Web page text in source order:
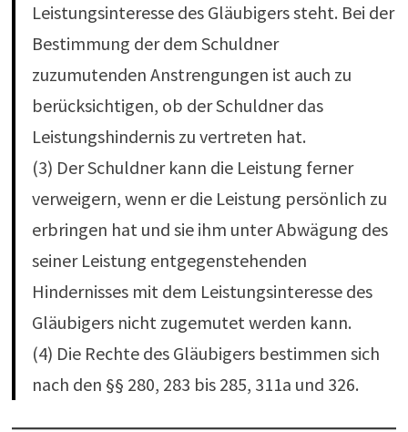
Leistungsinteresse des Gläubigers steht. Bei der
Bestimmung der dem Schuldner
zuzumutenden Anstrengungen ist auch zu
berücksichtigen, ob der Schuldner das
Leistungshindernis zu vertreten hat.
(3) Der Schuldner kann die Leistung ferner
verweigern, wenn er die Leistung persönlich zu
erbringen hat und sie ihm unter Abwägung des
seiner Leistung entgegenstehenden
Hindernisses mit dem Leistungsinteresse des
Gläubigers nicht zugemutet werden kann.
(4) Die Rechte des Gläubigers bestimmen sich
nach den §§ 280, 283 bis 285, 311a und 326.